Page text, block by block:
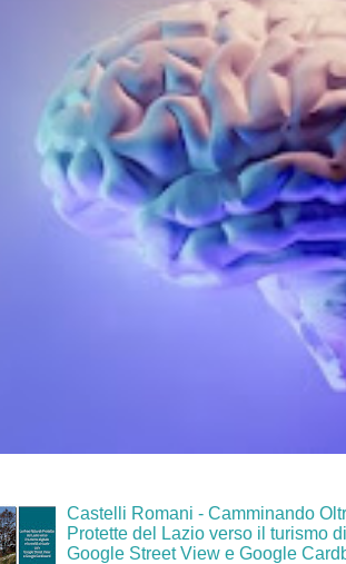
Castelli Romani - Camminando
Protette del Lazio verso il turismo
Google Street View e Google